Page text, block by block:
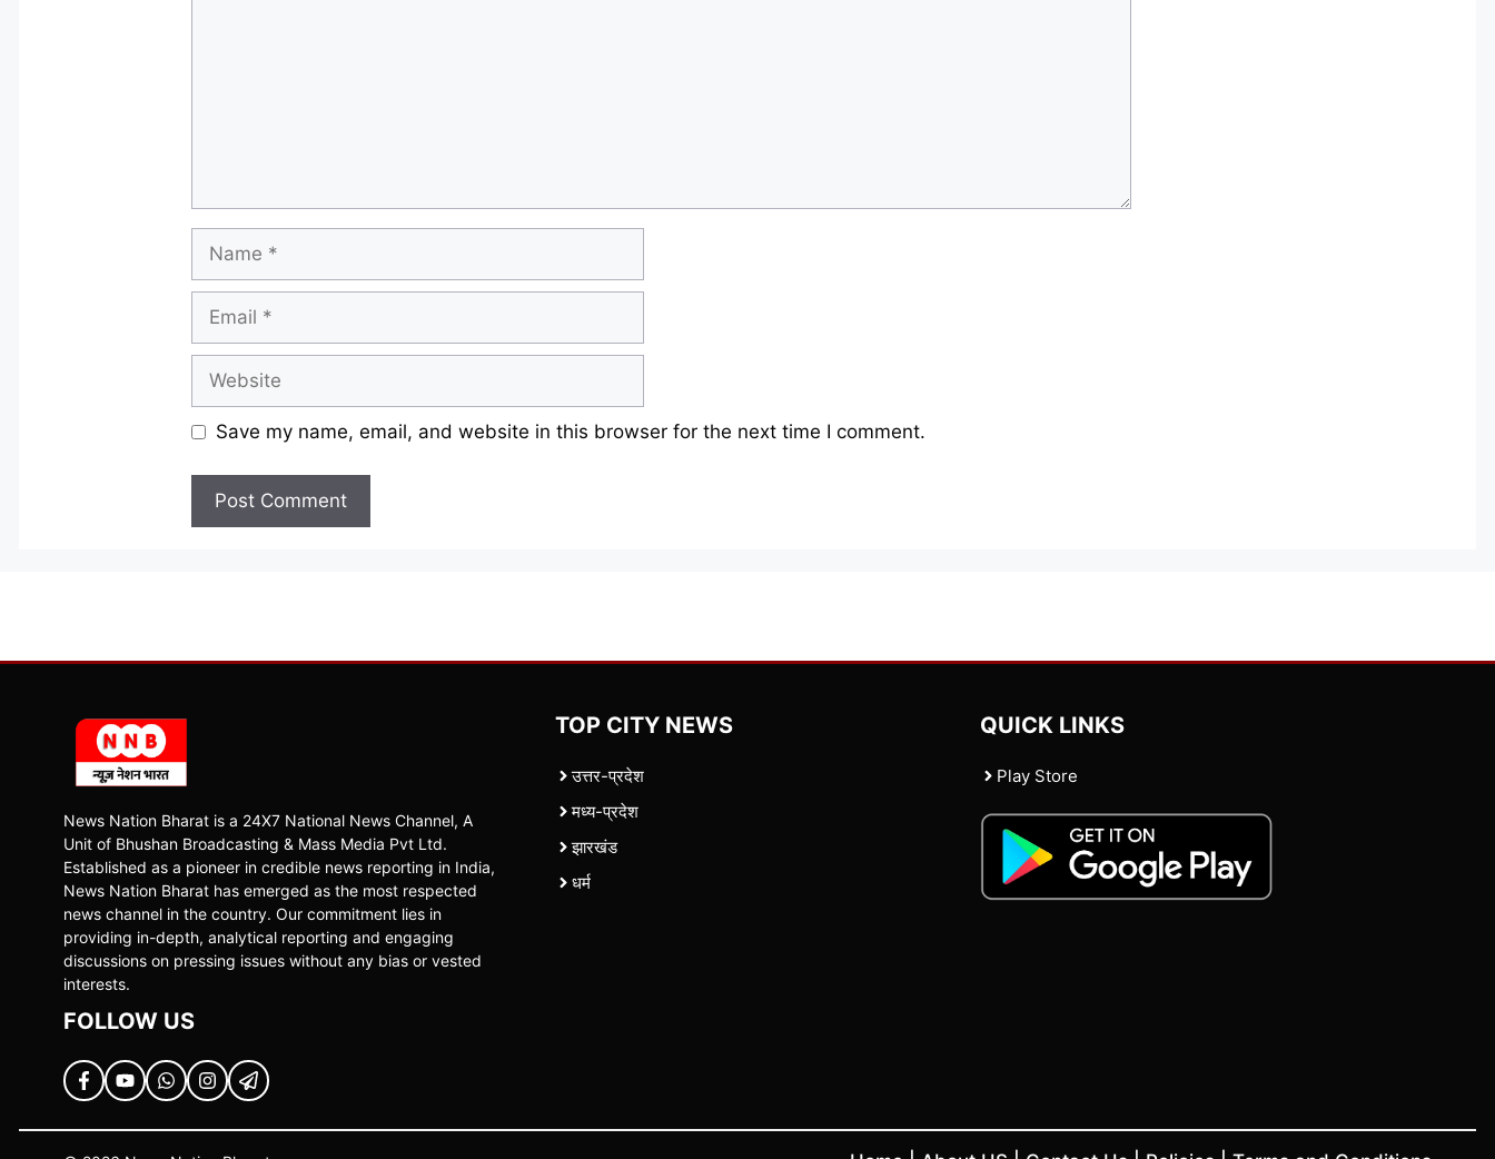
Name
Email
Website
Save my name, email, and website in this browser for the next time I comment.
News Nation Bharat is a 24X7 National News Channel, A
Unit of Bhushan Broadcasting & Mass Media Pvt Ltd.
Established as a pioneer in credible news reporting in India,
News Nation Bharat has emerged as the most respected
news channel in the country. Our commitment lies in
providing in-depth, analytical reporting and engaging
discussions on pressing issues without any bias or vested
interests.
FOLLOW US
TOP CITY NEWS
उत्तर-प्रदेश
मध्य-प्रदेश
झारखंड
धर्म
QUICK LINKS
Play Store